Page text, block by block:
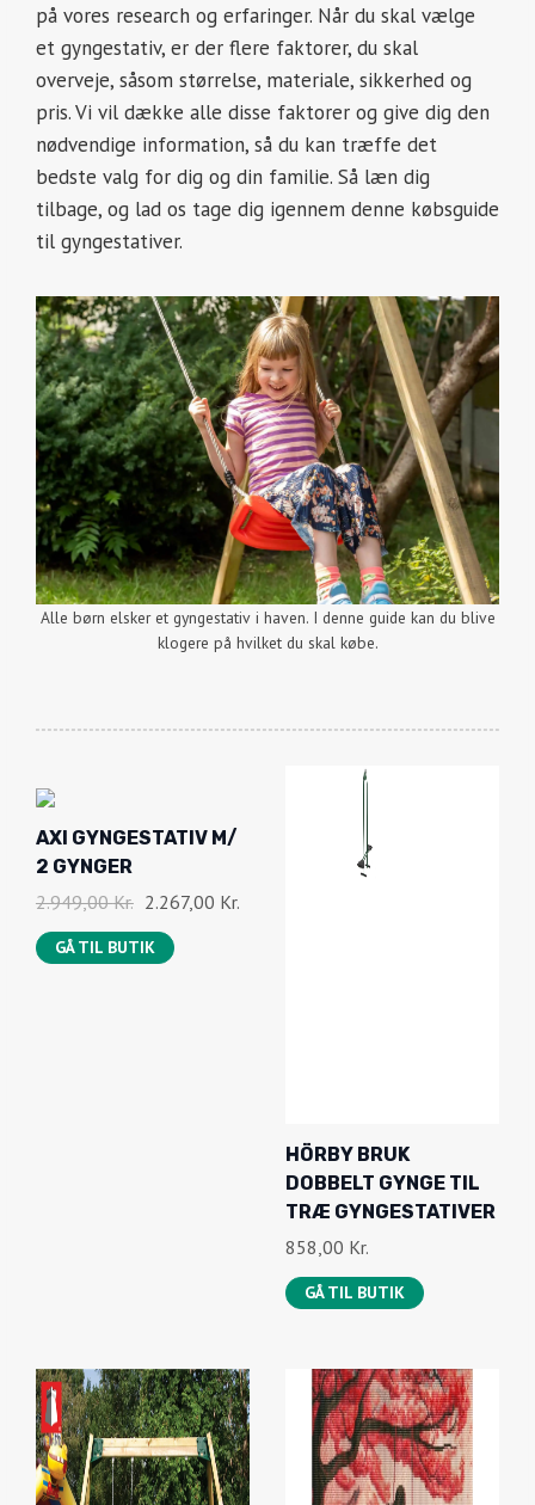
på vores research og erfaringer. Når du skal vælge
et gyngestativ, er der flere faktorer, du skal
overveje, såsom størrelse, materiale, sikkerhed og
pris. Vi vil dække alle disse faktorer og give dig den
nødvendige information, så du kan træffe det
bedste valg for dig og din familie. Så læn dig
tilbage, og lad os tage dig igennem denne købsguide
til gyngestativer.
Alle børn elsker et gyngestativ i haven. I denne guide kan du blive
klogere på hvilket du skal købe.
AXI GYNGESTATIV M/
2 GYNGER
2.949,00Kr. D
E
N
R
I
S
V
A
2.267,00 Kr.
E
R
:
2
.
GÅ TIL BUTIK
HÖRBY BRUK
DOBBELT GYNGE TIL
TRÆ GYNGESTATIVER
858,00 Kr.
GÅ TIL BUTIK